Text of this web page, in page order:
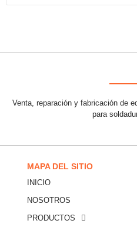
Venta, reparación y fabricación de
para
MAPA DEL SITIO
INICIO
NOSOTROS
PRODUCTOS